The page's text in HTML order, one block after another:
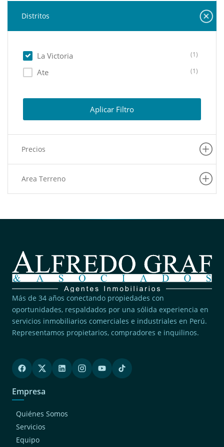
Distritos
La Victoria (1)
Ate (1)
Aplicar Filtro
Precios
Area Terreno
Más de 34 años conectando propiedades con
oportunidades, respaldados por una sólida experiencia en
servicios inmobiliarios comerciales e industriales en Perú.
Representamos propietarios, compradores e inquilinos.
Empresa
Quiénes Somos
Servicios
Equipo